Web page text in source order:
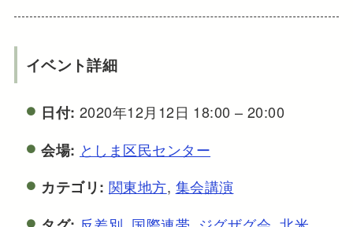
イベント詳細
日付: 2020年12月12日 18:00 –20:00
会場: としま区民センター
カテゴリ: 関東地方, 集会講演